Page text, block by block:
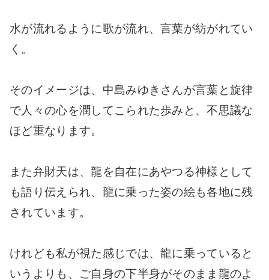
水が流れるように歌が流れ、言葉が紡がれてい
く。
そのイメージは、中島みゆきさんが言葉と旋律
で人々の心を潤してこられた歩みと、不思議な
ほど重なります。
また弁財天は、龍を自在にあやつる神様として
も語り伝えられ、龍に乗った姿の絵も各地に残
されています。
けれども私が視た感じでは、龍に乗っていると
いうよりも、ご自身の下半身がそのまま龍のよ